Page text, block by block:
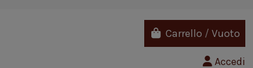
Carrello / Vuoto
Accedi